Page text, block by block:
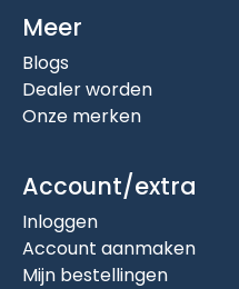
Meer
Blogs
Dealer worden
Onze merken
Account/extra
Inloggen
Account aanmaken
Mijn bestellingen